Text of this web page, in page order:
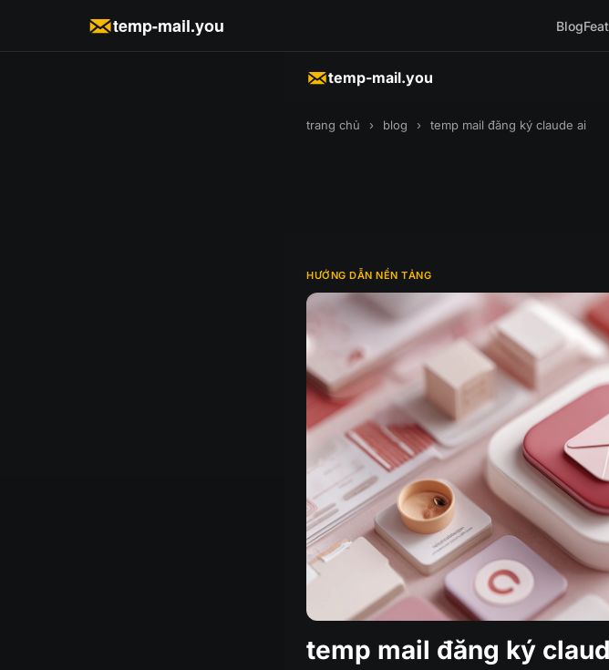
temp-mail.you Blog
temp-mail.you
trang chủ › blog › temp mail đăng ký claude ai
HƯỚNG DẪN NỀN TẢNG
temp mail đăng ký